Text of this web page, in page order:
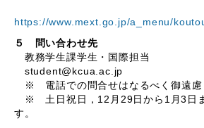
https://www.mext.go.jp/a_menu/
５ 問い合わせ先
教務学生課学生・国際担当
student@kcua.ac.jp
※ 電話での問合せはなるべく御遠慮
※ 土日祝日，12月29日から1月3日ま
す。